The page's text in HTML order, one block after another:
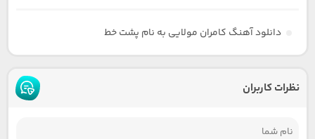
دانلود آهنگ کامران مولایی به نام پشت خط
نظرات کاربران